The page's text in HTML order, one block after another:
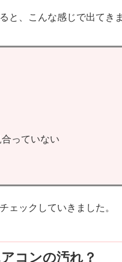
と、こんな感じで出てきま
っていない
ェックしていきました。
コンの汚れ？